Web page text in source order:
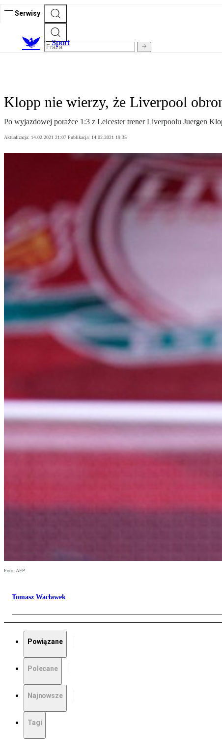
Serwisy
Sport
Klopp nie wierzy, że Liverpool
Po wyjazdowej porażce 1:3 z Leicester trener Liverpoolu Juergen
Aktualizacja: 14.02.2021 21:07 Publikacja: 14.02.2021 19:35
Foto: AFP
Tomasz Wacławek
Powiązane
Polecane
Najnowsze
Tagi